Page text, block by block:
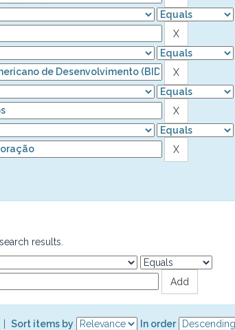
results.
Sort items by In order